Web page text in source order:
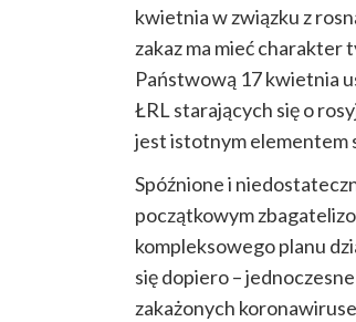
kwietnia w związku z
zakaz ma mieć charakter
Państwową 17 kwietnia
ŁRL starających się o
jest istotnym elementem
Spóźnione i
początkowym
kompleksowego planu
się dopiero –
zakażonych